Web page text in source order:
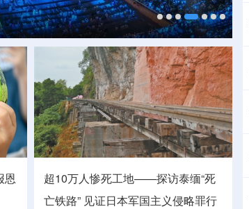
千年乐声
恩
超10万人惨死工地——探访泰缅“死
亡铁路” 见证日本军国主义侵略罪行